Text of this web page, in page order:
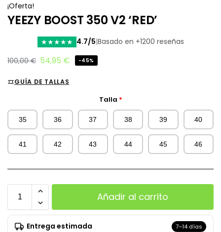
¡Oferta!
YEEZY BOOST 350 V2 ‘RED’
★★★★★ 4.7/5|Basado en +1200 reseñas
100,00€ 54,95 € -45%
GUÍA DE TALLAS
Talla *
35 36 37 38 39 40
41 42 43 44 45 46
Añadir al carrito
Entrega estimada 7–14 días